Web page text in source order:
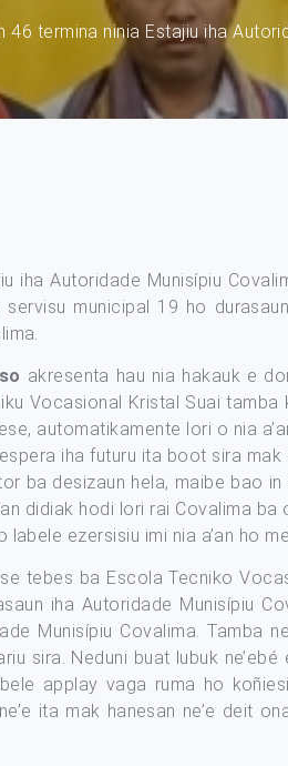
termina ninia Estajiu iha
Autoridade Munisípiu
municipal 19 ho
akresenta hau nia hakauk e
Vocasional Kristal Suai
automatikamente lori o nia
iha futuru ita boot sira
desizaun hela, maibe bao in
didiak hodi lori rai Covalima ba
ezersisiu imi nia a’an ho
tebes ba Escola Tecniko
iha Autoridade Munisípiu
Munisípiu Covalima. Tamba
sira. Neduni buat lubuk
applay vaga ruma ho
ita mak hanesan ne’e deit